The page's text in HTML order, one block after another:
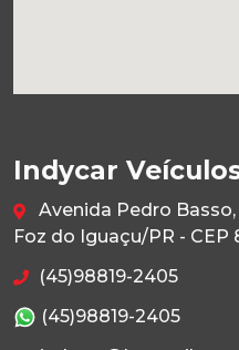
Indycar
Avenida Pedro
Foz do Iguaçu/PR - CEP
(45)98819-2405
(45)98819-2405